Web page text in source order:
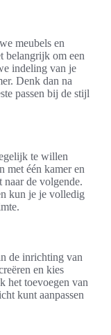
meubels en
belangrijk om een
indeling van je
Denk dan na
passen bij de stijl
te willen
met één kamer en
naar de volgende.
kun je je volledig
de inrichting van
en kies
het toevoegen van
kunt aanpassen